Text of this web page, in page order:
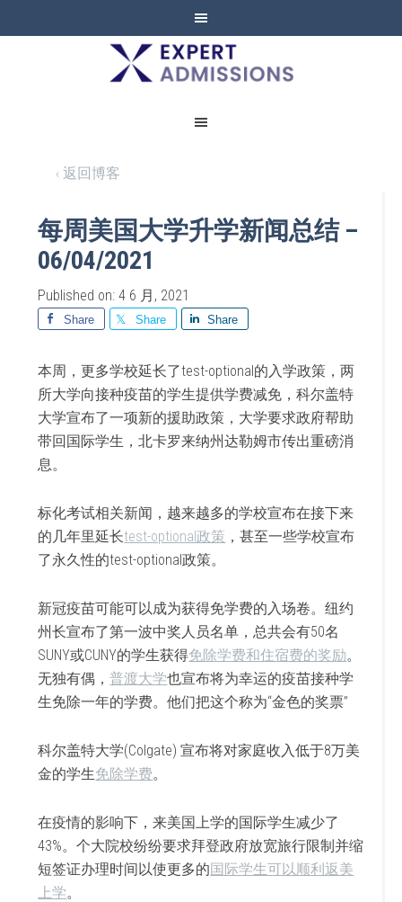
EXPERT
ADMISSIONS
‹ 返回博客
每周美国大学升学新闻总结 –
06/04/2021
Published on: 4 6 月, 2021
Share Share Share
本周，更多学校延长了test-optional的入学政策，两
所大学向接种疫苗的学生提供学费减免，科尔盖特
大学宣布了一项新的援助政策，大学要求政府帮助
带回国际学生，北卡罗来纳州达勒姆市传出重磅消
息。
标化考试相关新闻，越来越多的学校宣布在接下来
的几年里延长test-optional政策 ，甚至一些学校宣布
了永久性的test-optional政策。
新冠疫苗可能可以成为获得免学费的入场卷。纽约
州长宣布了第一波中奖人员名单，总共会有50名
SUNY或CUNY的学生获得免除学费和住宿费的奖励。
无独有偶，普渡大学也宣布将为幸运的疫苗接种学
生免除一年的学费。他们把这个称为“金色的奖票”
科尔盖特大学(Colgate) 宣布将对家庭收入低于8万美
金的学生免除学费。
在疫情的影响下，来美国上学的国际学生减少了
43%。个大院校纷纷要求拜登政府放宽旅行限制并缩
短签证办理时间以使更多的国际学生可以顺利返美
上学。